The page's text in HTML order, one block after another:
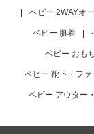
| ベビー 2WAYオ
ベビー 肌着 |
ベビー おも
ベビー 靴下・フ
ベビー アウター